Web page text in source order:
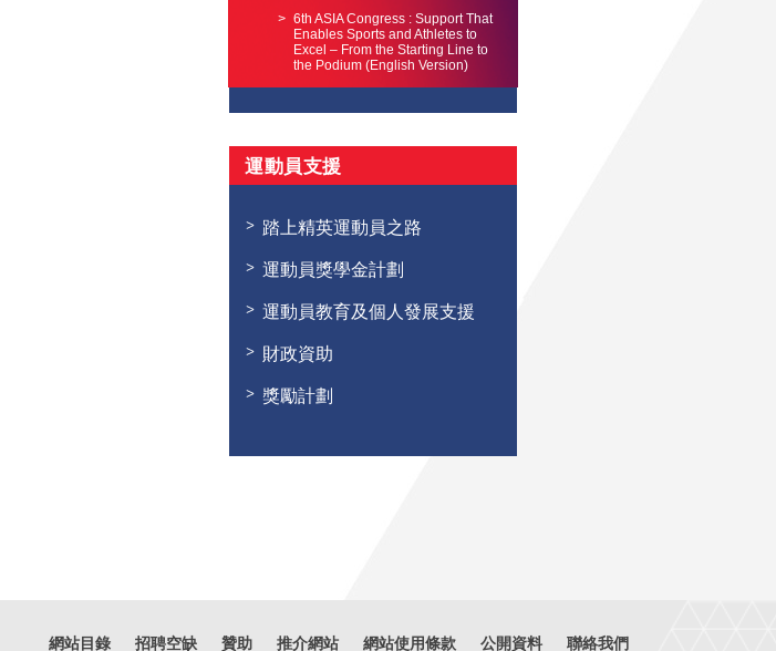
6th ASIA Congress : Support That
Enables Sports and Athletes to
Excel – From the Starting Line to
the Podium (English Version)
運動員支援
踏上精英運動員之路
運動員獎學金計劃
運動員教育及個人發展支援
財政資助
獎勵計劃
網站目錄 招聘空缺 贊助 推介網站 網站使用條款 公開資料 聯絡我們